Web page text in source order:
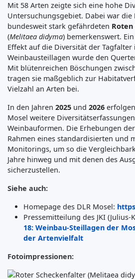
Mit 58 Arten zeigte sich eine hohe
Untersuchungsgebiet. Dabei war die
bundesweit stark gefährdeten
(Melitaea didyma) bemerkenswert.
Effekt auf die Diversität der Tagfalter
Weinbausteillagen wurde den
Mit blütenreichen Böschungen
tragen sie maßgeblich zur
Vielzahl an Arten bei.
In den Jahren 2025 und 2026
Mosel weitere
Weinbauformen. Die Erhebungen
Rahmen eines standardisierten und
Monitorings, um so die
Jahre hinweg und mit denen des
sicherzustellen.
Siehe auch:
Homepage des DLR Mosel:
Pressemitteilung des JKI
18: Weinbau-Steillagen der
der Artenvielfalt
Fotoimpressionen: